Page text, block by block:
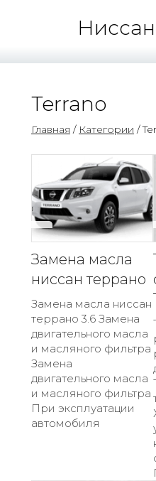
Terrano
Главная / Категории /
Замена масла
ниссан террано
Замена масла ниссан
террано 3.6 Замена
двигательного масла
и масляного фильтра
Замена
двигательного масла
и масляного фильтра
При эксплуатации
автомобиля